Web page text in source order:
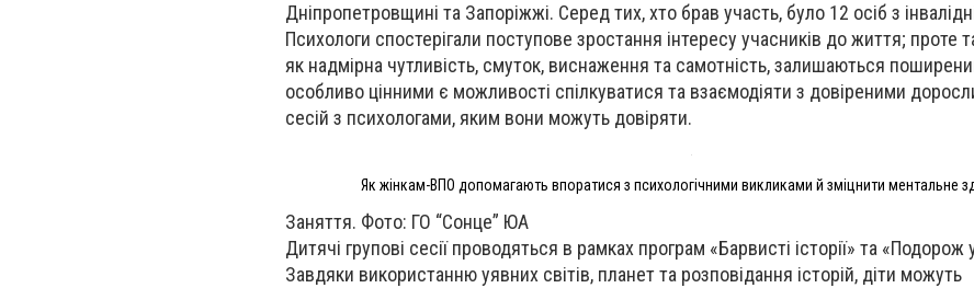
Дніпропетровщині та Запоріжжі. Серед тих, хто брав участь, було 12 осіб з
Психологи спостерігали поступове зростання інтересу учасників до життя; проте
як надмірна чутливість, смуток, виснаження та самотність, залишаються
особливо цінними є можливості спілкуватися та взаємодіяти з довіреними
сесій з психологами, яким вони можуть довіряти.
Як жінкам-ВПО допомагають впоратися з психологічними викликами й зміцнити ментальне
Заняття. Фото: ГО “Сонце” ЮА
Дитячі групові сесії проводяться в рамках програм «Барвисті історії» та «Подорож
Завдяки використанню уявних світів, планет та розповідання історій, діти можуть